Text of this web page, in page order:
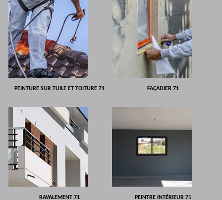
PEINTURE SUR TUILE ET TOITURE 71 FAÇADIER 71
RAVALEMENT 71 PEINTRE INTÉRIEUR 71